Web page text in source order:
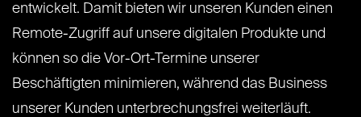
entwickelt. Damit bieten wir unseren Kunden einen
Remote-Zugriff auf unsere digitalen Produkte und
können so die Vor-Ort-Termine unserer
Beschäftigten minimieren, während das Business
unserer Kunden unterbrechungsfrei weiterläuft.